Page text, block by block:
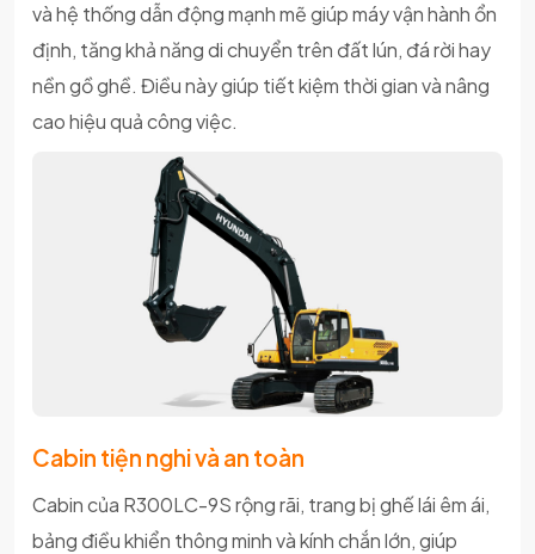
và hệ thống dẫn động mạnh mẽ giúp máy vận hành ổn
định, tăng khả năng di chuyển trên đất lún, đá rời hay
nền gồ ghề. Điều này giúp tiết kiệm thời gian và nâng
cao hiệu quả công việc.
Cabin tiện nghi và an toàn
Cabin của R300LC-9S rộng rãi, trang bị ghế lái êm ái,
bảng điều khiển thông minh và kính chắn lớn, giúp